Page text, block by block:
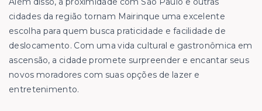
cidades da região tornam Mairinque uma excelente
escolha para quem busca praticidade e facilidade de
deslocamento. Com uma vida cultural e gastronômica em
ascensão, a cidade promete surpreender e encantar seus
novos moradores com suas opções de lazer e
entretenimento.